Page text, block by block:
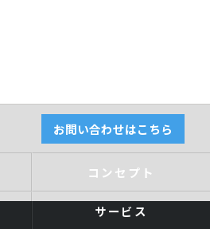
お問い合わせはこちら
コンセプト
サービス